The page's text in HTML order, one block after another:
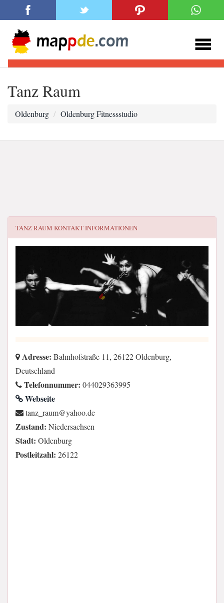
Tanz Raum
Oldenburg Oldenburg Fitnessstudio
TANZ RAUM KONTAKT INFORMATIONEN
Adresse: Bahnhofstraße 11, 26122 Oldenburg,
Deutschland
Telefonnummer: 044029363995
Webseite
ed.oohay@muar_znat
Zustand: Niedersachsen
Stadt: Oldenburg
Postleitzahl: 26122